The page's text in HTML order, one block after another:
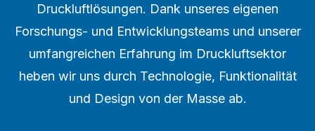
Druckluftlösungen. Dank unseres eigenen
Forschungs- und Entwicklungsteams und unserer
umfangreichen Erfahrung im Druckluftsektor
heben wir uns durch Technologie, Funktionalität
und Design von der Masse ab.